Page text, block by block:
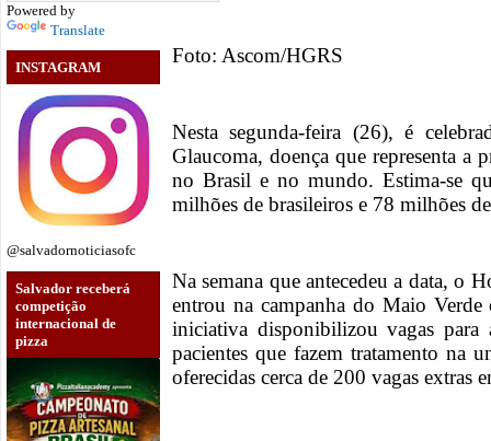
Powered by
Translate
INSTAGRAM
@salvadornoticiasofc
Salvador receberá
competição
internacional de
pizza
Foto: Ascom/HGRS
Nesta segunda-feira (26), é
Glaucoma, doença que representa a
no Brasil e no mundo. Estima-se
milhões de brasileiros e 78 milhões
Na semana que antecedeu a data, o
entrou na campanha do Maio
iniciativa disponibilizou vagas para
pacientes que fazem tratamento na
oferecidas cerca de 200 vagas